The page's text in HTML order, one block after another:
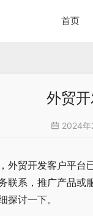
首页
外贸
2024
外贸开发客户平
联系，推广产品或
探讨一下。